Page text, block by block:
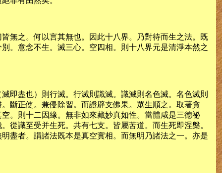
無之。何以言其無也。因此十八界。乃對待而生之法。既
。意念不生。滅三心。空四相。則十八界元是清淨本然之
即盡也）則行滅。行滅則識滅。識滅則名色滅。名色滅則
斷正使。兼侵除習。而證辟支佛果。眾生順之。取著貪
。則十二因緣。無非如來藏妙真如性。當體咸是三德祕
從識至受并生死。共有七支。皆屬苦道。而生死即涅槃。
盡者。謂諸法既本是真空實相。而無明乃諸法之一。亦是